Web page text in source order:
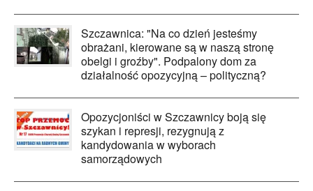
Szczawnica: "Na co dzień jesteśmy
obrażani, kierowane są w naszą stronę
obelgi i groźby". Podpalony dom za
działalność opozycyjną – polityczną?
Opozycjoniści w Szczawnicy boją się
szykan i represji, rezygnują z
kandydowania w wyborach
samorządowych